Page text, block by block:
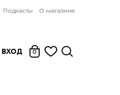
Подкасты О магазине
ВХОД 0